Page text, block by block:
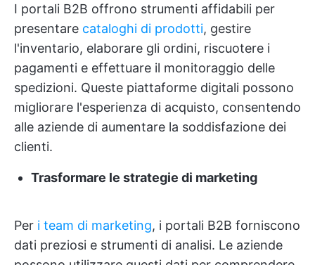
I portali B2B offrono strumenti affidabili per
presentare cataloghi di prodotti, gestire
l'inventario, elaborare gli ordini, riscuotere i
pagamenti e effettuare il monitoraggio delle
spedizioni. Queste piattaforme digitali possono
migliorare l'esperienza di acquisto, consentendo
alle aziende di aumentare la soddisfazione dei
clienti.
Trasformare le strategie di marketing
Per i team di marketing, i portali B2B forniscono
dati preziosi e strumenti di analisi. Le aziende